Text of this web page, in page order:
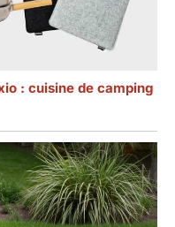
: cuisine de camping